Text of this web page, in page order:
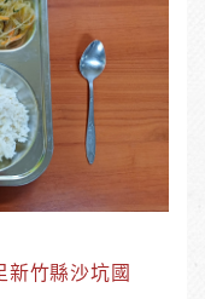
新竹縣沙坑國